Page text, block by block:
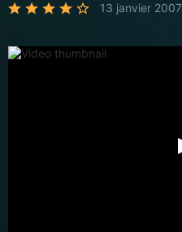
13 janvier 2007